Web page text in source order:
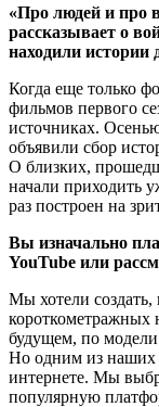
«Про людей и про
рассказывает о
находили истории
Когда еще только
фильмов первого
источниках.
объявили сбор
О близких,
начали приходить
раз построен на
Вы изначально
YouTube или
Мы хотели создать,
короткометражных
будущем, по модели
Но одним из наших
интернете. Мы
популярную